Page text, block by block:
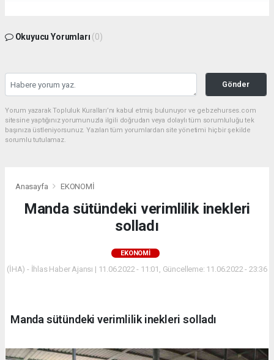
Okuyucu Yorumları (0)
Gönder
Yorum yazarak Topluluk Kuralları’nı kabul etmiş bulunuyor ve gebzehurses.com
sitesine yaptığınız yorumunuzla ilgili doğrudan veya dolaylı tüm sorumluluğu tek
başınıza üstleniyorsunuz. Yazılan tüm yorumlardan site yönetimi hiçbir şekilde
sorumlu tutulamaz.
Anasayfa EKONOMİ
Manda sütündeki verimlilik inekleri
solladı
EKONOMİ
(İHA) - İhlas Haber Ajansı | 11.06.2022 - 11:01, Güncelleme: 11.06.2022 - 23:36
Manda sütündeki verimlilik inekleri solladı